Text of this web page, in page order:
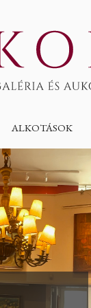
ALKOTÁSOK